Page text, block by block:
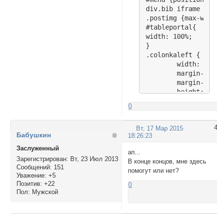
0
4
Вт, 17 Мар 2015
18:26:23
Бабушкин
Заслуженный
Зарегистрирован: Вт, 23 Июл 2013
Сообщений: 151
Уважение: +5
Позитив: +22
Пол: Мужской
ап...
В конце концов, мне здесь
помогут или нет?
0